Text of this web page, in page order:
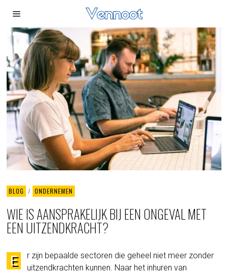
BLOG / ONDERNEMEN
WIE IS AANSPRAKELIJK BIJ EEN ONGEVAL MET
EEN UITZENDKRACHT?
E
r zijn bepaalde sectoren die geheel niet meer zonder
uitzendkrachten kunnen. Naar het inhuren van